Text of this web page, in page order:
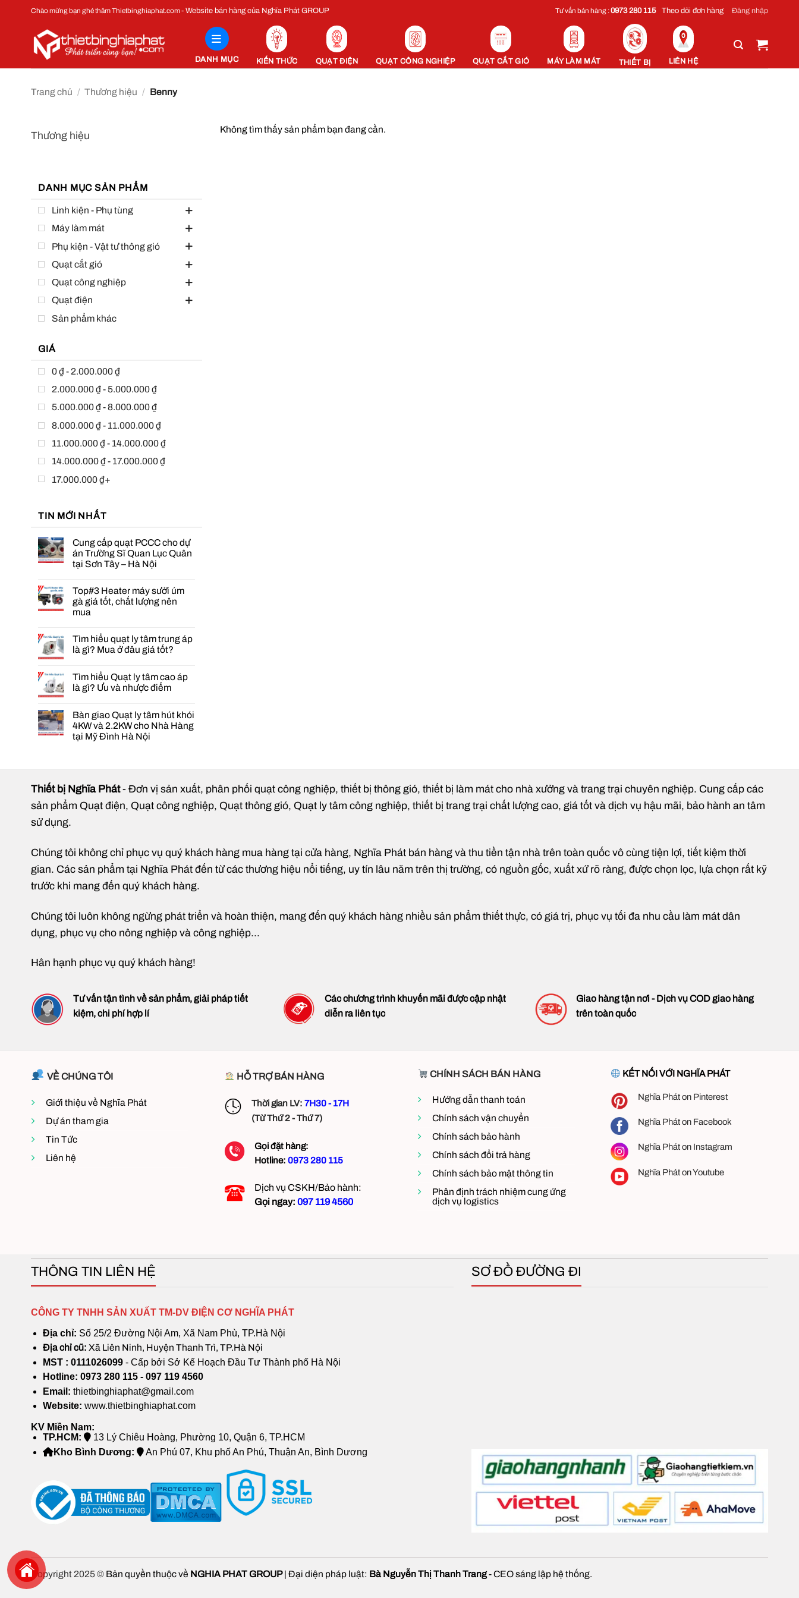
Chào mừng bạn ghé thăm Thietbinghiaphat.com- Website bán hàng của Nghĩa Phát GROUP Tư vấn bán hàng :0973 280 115 Theo dõi đơn hàng Đăng nhập
DANH MỤC KIẾN THỨC QUẠT ĐIỆN QUẠT CÔNG NGHIỆP QUẠT CẮT GIÓ MÁY LÀM MÁT THIẾT BỊ LIÊN HỆ
Trang chủ / Thương hiệu / Benny
Thương hiệu
DANH MỤC SẢN PHẨM
Linh kiện - Phụ tùng
Máy làm mát
Phụ kiện - Vật tư thông gió
Quạt cắt gió
Quạt công nghiệp
Quạt điện
Sản phẩm khác
GIÁ
0 ₫ - 2.000.000 ₫
2.000.000 ₫ - 5.000.000 ₫
5.000.000 ₫ - 8.000.000 ₫
8.000.000 ₫ - 11.000.000 ₫
11.000.000 ₫ - 14.000.000 ₫
14.000.000 ₫ - 17.000.000 ₫
17.000.000 ₫+
TIN MỚI NHẤT
Cung cấp quạt PCCC cho dự
án Trường Sĩ Quan Lục Quân
tại Sơn Tây – Hà Nội
bình
luận
ở
Cung
PCCC
cho
dự
Sĩ
Quan
Lục
Sơn
Tây
–
Hà
Top#3 Heater máy sưởi úm
gà giá tốt, chất lượng nên
mua
bình
luận
ở
máy
sưởi
úm
tốt,
chất
lượng
nên
Tìm hiểu quạt ly tâm trung áp
là gì? Mua ở đâu giá tốt?
bình
luận
ở
quạt
ly
tâm
trung
đâu
giá
Tìm hiểu Quạt ly tâm cao áp
là gì? Ưu và nhược điểm
bình
luận
ở
Tìm
áp
là
Ưu
Bàn giao Quạt ly tâm hút khói
4KW và 2.2KW cho Nhà Hàng
tại Mỹ Đình Hà Nội
Bàn
giao
Quạt
ly
và
2.2KW
Nhà
tại
Nội
Không tìm thấy sản phẩm bạn đang cần.
Thiết bị Nghĩa Phát- Đơn vị sản xuất, phân phối quạt công nghiệp, thiết bị thông gió, thiết bị làm mát cho nhà xưởng và trang trại chuyên nghiệp. Cung cấp các
sản phẩm Quạt điện, Quạt công nghiệp, Quạt thông gió, Quạt ly tâm công nghiệp, thiết bị trang trại chất lượng cao, giá tốt và dịch vụ hậu mãi, bảo hành an tâm
sử dụng.
Chúng tôi không chỉ phục vụ quý khách hàng mua hàng tại cửa hàng, Nghĩa Phát bán hàng và thu tiền tận nhà trên toàn quốc vô cùng tiện lợi, tiết kiệm thời
gian. Các sản phẩm tại Nghĩa Phát đến từ các thương hiệu nổi tiếng, uy tín lâu năm trên thị trường, có nguồn gốc, xuất xứ rõ ràng, được chọn lọc, lựa chọn rất kỹ
trước khi mang đến quý khách hàng.
Chúng tôi luôn không ngừng phát triển và hoàn thiện, mang đến quý khách hàng nhiều sản phẩm thiết thực, có giá trị, phục vụ tối đa nhu cầu làm mát dân
dụng, phục vụ cho nông nghiệp và công nghiệp...
Hân hạnh phục vụ quý khách hàng!
Tư vấn tận tình về sản phẩm, giải pháp tiết
kiệm, chi phí hợp lí
Các chương trình khuyến mãi được cập nhật
diễn ra liên tục
Giao hàng tận nơi - Dịch vụ COD giao hàng
trên toàn quốc
VỀ CHÚNG TÔI
Giới thiệu về Nghĩa Phát
Dự án tham gia
Tin Tức
Liên hệ
HỖ TRỢ BÁN HÀNG
Thời gian LV: 7H30 - 17H
(Từ Thứ 2 - Thứ 7)
Gọi đặt hàng:
Hotline: 0973 280 115
Dịch vụ CSKH/Bảo hành:
Gọi ngay: 097 119 4560
CHÍNH SÁCH BÁN HÀNG
Hướng dẫn thanh toán
Chính sách vận chuyển
Chính sách bảo hành
Chính sách đổi trả hàng
Chính sách bảo mật thông tin
Phân định trách nhiệm cung ứng
dịch vụ logistics
KẾT NỐI VỚI NGHĨA PHÁT
Nghĩa Phát on Pinterest
Nghĩa Phát on Facebook
Nghĩa Phát on Instagram
Nghĩa Phát on Youtube
THÔNG TIN LIÊN HỆ
CÔNG TY TNHH SẢN XUẤT TM-DV ĐIỆN CƠ NGHĨA PHÁT
Địa chỉ: Số 25/2 Đường Nội Am, Xã Nam Phù, TP.Hà Nội
Địa chỉ cũ: Xã Liên Ninh, Huyện Thanh Trì, TP.Hà Nội
MST : 0111026099- Cấp bởi Sở Kế Hoạch Đầu Tư Thành phố Hà Nội
Hotline: 0973 280 115 - 097 119 4560
Email: thietbinghiaphat@gmail.com
Website: www.thietbinghiaphat.com
KV Miền Nam:
TP.HCM:
13 Lý Chiêu Hoàng, Phường 10, Quận 6, TP.HCM
Kho Bình Dương:
An Phú 07, Khu phố An Phú, Thuận An, Bình Dương
SƠ ĐỒ ĐƯỜNG ĐI
Copyright 2025 © Bản quyền thuộc về NGHIA PHAT GROUP| Đại diện pháp luật: Bà Nguyễn Thị Thanh Trang- CEO sáng lập hệ thống.